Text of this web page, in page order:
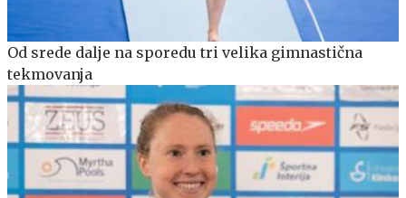
Od srede dalje na sporedu tri velika gimnastična
tekmovanja